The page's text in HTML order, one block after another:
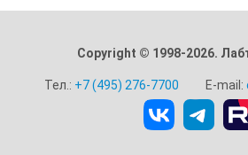
Copyright © 1998-2026.
Тел.: +7 (495) 276-7700 E-mail: